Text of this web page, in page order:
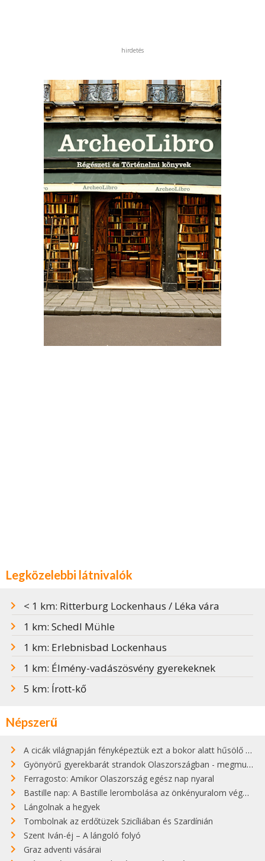
hirdetés
Legközelebbi látnivalók
< 1 km: Ritterburg Lockenhaus / Léka vára
1 km: Schedl Mühle
1 km: Erlebnisbad Lockenhaus
1 km: Élmény-vadászösvény gyerekeknek
5 km: Írott-kő
Népszerű
A cicák világnapján fényképeztük ezt a bokor alatt hűsölő cicát Kisorosziban
Gyönyörű gyerekbarát strandok Olaszországban - megmutatjuk a 15 legjobbat
Ferragosto: Amikor Olaszország egész nap nyaral
Bastille nap: A Bastille lerombolása az önkényuralom végét jelentette
Lángolnak a hegyek
Tombolnak az erdőtüzek Szicíliában és Szardínián
Szent Iván-éj – A lángoló folyó
Graz adventi vásárai